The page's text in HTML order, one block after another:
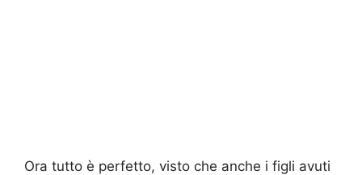
Ora tutto è perfetto, visto che anche i figli avuti